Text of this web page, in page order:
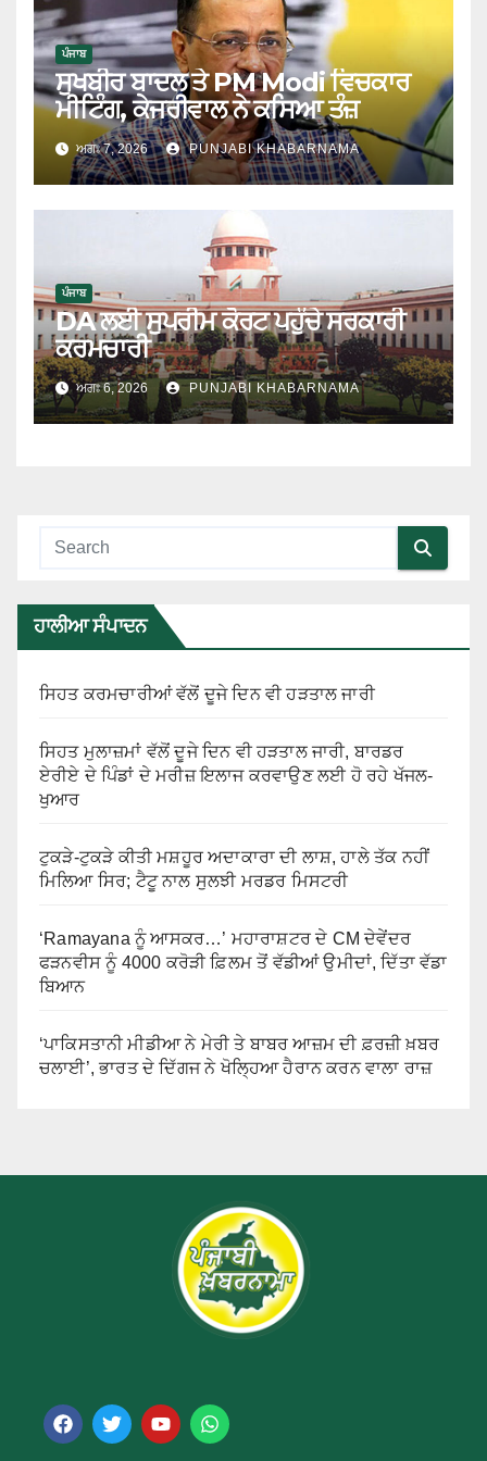
ਪੰਜਾਬ
ਸੁਖਬੀਰ ਬਾਦਲ ਤੇ PM Modi ਵਿਚਕਾਰ
ਮੀਟਿੰਗ, ਕੇਜਰੀਵਾਲ ਨੇ ਕਸਿਆ ਤੰਜ਼
ਅਗਃ 7, 2026 PUNJABI KHABARNAMA
ਪੰਜਾਬ
DA ਲਈ ਸੁਪਰੀਮ ਕੋਰਟ ਪਹੁੰਚੇ ਸਰਕਾਰੀ
ਕਰਮਚਾਰੀ
ਅਗਃ 6, 2026 PUNJABI KHABARNAMA
ਹਾਲੀਆ ਸੰਪਾਦਨ
ਸਿਹਤ ਕਰਮਚਾਰੀਆਂ ਵੱਲੋਂ ਦੂਜੇ ਦਿਨ ਵੀ ਹੜਤਾਲ ਜਾਰੀ
ਸਿਹਤ ਮੁਲਾਜ਼ਮਾਂ ਵੱਲੋਂ ਦੂਜੇ ਦਿਨ ਵੀ ਹੜਤਾਲ ਜਾਰੀ, ਬਾਰਡਰ
ਏਰੀਏ ਦੇ ਪਿੰਡਾਂ ਦੇ ਮਰੀਜ਼ ਇਲਾਜ ਕਰਵਾਉਣ ਲਈ ਹੋ ਰਹੇ ਖੱਜਲ-
ਖੁਆਰ
ਟੁਕੜੇ-ਟੁਕੜੇ ਕੀਤੀ ਮਸ਼ਹੂਰ ਅਦਾਕਾਰਾ ਦੀ ਲਾਸ਼, ਹਾਲੇ ਤੱਕ ਨਹੀਂ
ਮਿਲਿਆ ਸਿਰ; ਟੈਟੂ ਨਾਲ ਸੁਲਝੀ ਮਰਡਰ ਮਿਸਟਰੀ
‘Ramayana ਨੂੰ ਆਸਕਰ…’ ਮਹਾਰਾਸ਼ਟਰ ਦੇ CM ਦੇਵੇਂਦਰ
ਫੜਨਵੀਸ ਨੂੰ 4000 ਕਰੋੜੀ ਫ਼ਿਲਮ ਤੋਂ ਵੱਡੀਆਂ ਉਮੀਦਾਂ, ਦਿੱਤਾ ਵੱਡਾ
ਬਿਆਨ
‘ਪਾਕਿਸਤਾਨੀ ਮੀਡੀਆ ਨੇ ਮੇਰੀ ਤੇ ਬਾਬਰ ਆਜ਼ਮ ਦੀ ਫ਼ਰਜ਼ੀ ਖ਼ਬਰ
ਚਲਾਈ’, ਭਾਰਤ ਦੇ ਦਿੱਗਜ ਨੇ ਖੋਲ੍ਹਿਆ ਹੈਰਾਨ ਕਰਨ ਵਾਲਾ ਰਾਜ਼